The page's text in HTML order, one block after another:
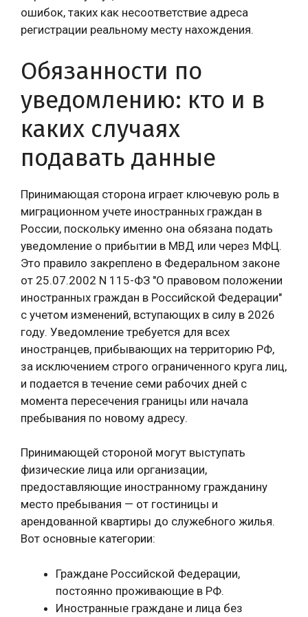
ошибок, таких как несоответствие адреса
регистрации реальному месту нахождения.
Обязанности по
уведомлению: кто и в
каких случаях
подавать данные
Принимающая сторона играет ключевую роль в
миграционном учете иностранных граждан в
России, поскольку именно она обязана подать
уведомление о прибытии в МВД или через МФЦ.
Это правило закреплено в Федеральном законе
от 25.07.2002 N 115-ФЗ "О правовом положении
иностранных граждан в Российской Федерации"
с учетом изменений, вступающих в силу в 2026
году. Уведомление требуется для всех
иностранцев, прибывающих на территорию РФ,
за исключением строго ограниченного круга лиц,
и подается в течение семи рабочих дней с
момента пересечения границы или начала
пребывания по новому адресу.
Принимающей стороной могут выступать
физические лица или организации,
предоставляющие иностранному гражданину
место пребывания — от гостиницы и
арендованной квартиры до служебного жилья.
Вот основные категории:
Граждане Российской Федерации,
постоянно проживающие в РФ.
Иностранные граждане и лица без